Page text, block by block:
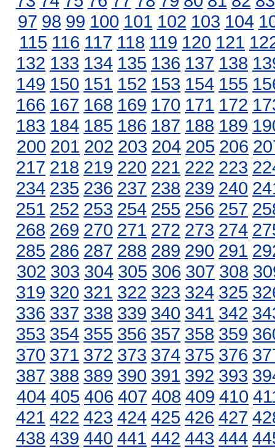
97 98 99 100 101 102 103 104
115 116 117 118 119 120 121
132 133 134 135 136 137 138
149 150 151 152 153 154 155
166 167 168 169 170 171 172
183 184 185 186 187 188 189
200 201 202 203 204 205 206
217 218 219 220 221 222 223
234 235 236 237 238 239 240
251 252 253 254 255 256 257
268 269 270 271 272 273 274
285 286 287 288 289 290 291
302 303 304 305 306 307 308
319 320 321 322 323 324 325
336 337 338 339 340 341 342
353 354 355 356 357 358 359
370 371 372 373 374 375 376
387 388 389 390 391 392 393
404 405 406 407 408 409 410
421 422 423 424 425 426 427
438 439 440 441 442 443 444